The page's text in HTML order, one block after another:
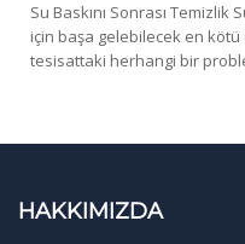
Su Baskını Sonrası Temizlik
için başa gelebilecek en
tesisattaki herhangi bir
HAKKIMIZDA